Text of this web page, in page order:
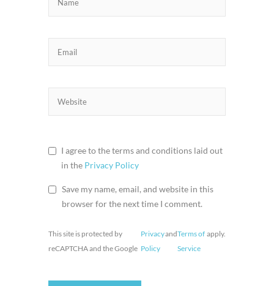
I agree to the terms and conditions laid out
in the Privacy Policy
Save my name, email, and website in this
browser for the next time I comment.
This site is protected by
reCAPTCHA and the Google
Privacy
Policy
andTerms of
Service
apply.